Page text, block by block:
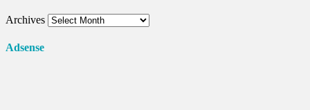
Archives
Adsense